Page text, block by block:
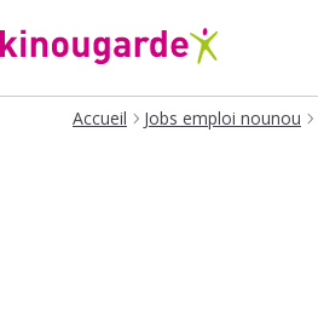
Accueil Jobs emploi nounou